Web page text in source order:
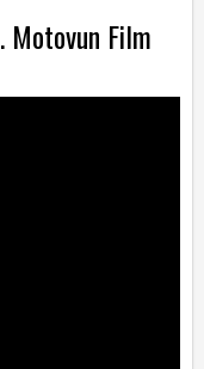
Motovun Film